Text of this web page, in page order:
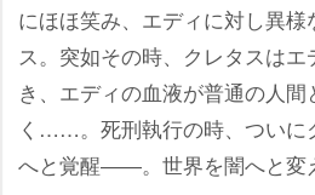
にほほ笑み、エディに対し異様
ス。突如その時、クレタスは
き、エディの血液が普通の人
く……。死刑執行の時、ついに
へと覚醒――。世界を闇へと変